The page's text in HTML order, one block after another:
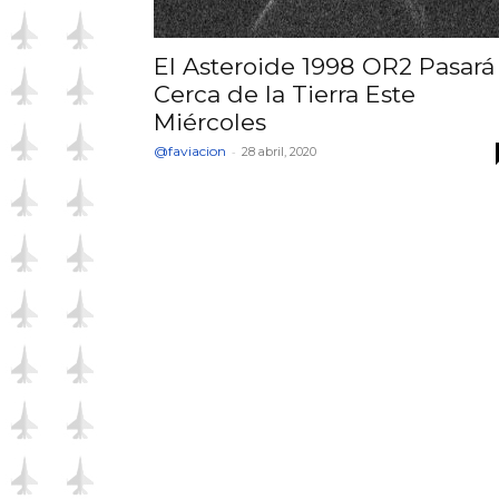
El Asteroide 1998 OR2 Pasará
Cerca de la Tierra Este
Miércoles
@faviacion - 28 abril, 2020